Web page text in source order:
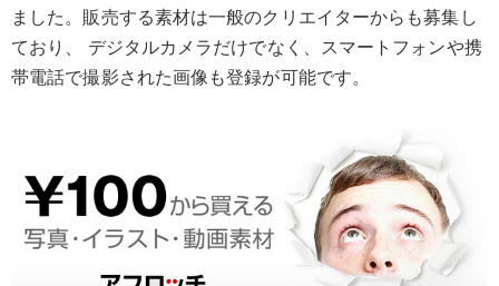
ました。販売する素材は一般のクリエイターからも募集し
ており、 デジタルカメラだけでなく、スマートフォンや携
帯電話で撮影された画像も登録が可能です。